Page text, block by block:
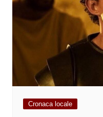
Cronaca locale